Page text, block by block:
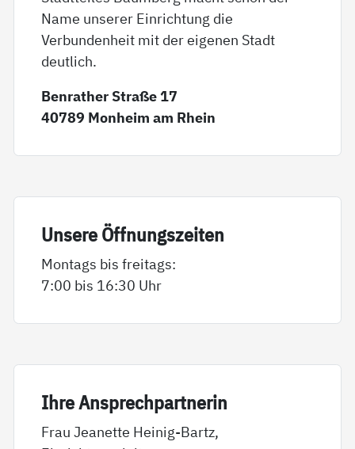
Name unserer Einrichtung die
Verbundenheit mit der eigenen Stadt
deutlich.
Benrather Straße 17
40789 Monheim am Rhein
Un­se­re Öff­nungs­zei­ten
Montags bis freitags:
7:00 bis 16:30 Uhr
Ih­re An­sp­rech­part­ne­rin
Frau Jeanette Heinig-Bartz,